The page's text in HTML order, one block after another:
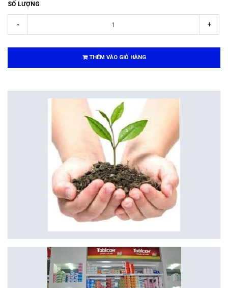
SỐ LƯỢNG
- +
THÊM VÀO GIỎ HÀNG